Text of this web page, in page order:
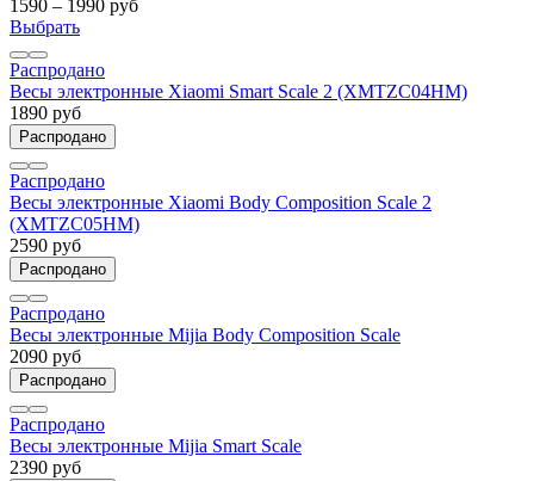
1590 – 1990 руб
Выбрать
Распродано
Весы электронные Xiaomi Smart Scale 2 (XMTZC04HM)
1890 руб
Распродано
Распродано
Весы электронные Xiaomi Body Composition Scale 2
(XMTZC05HM)
2590 руб
Распродано
Распродано
Весы электронные Mijia Body Composition Scale
2090 руб
Распродано
Распродано
Весы электронные Mijia Smart Scale
2390 руб